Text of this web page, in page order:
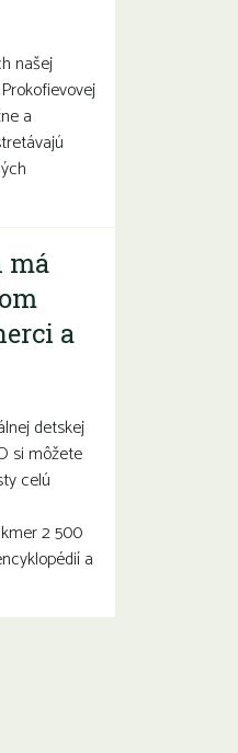
našej
a
má
a
detskej
si môžete
celú
2 500
a